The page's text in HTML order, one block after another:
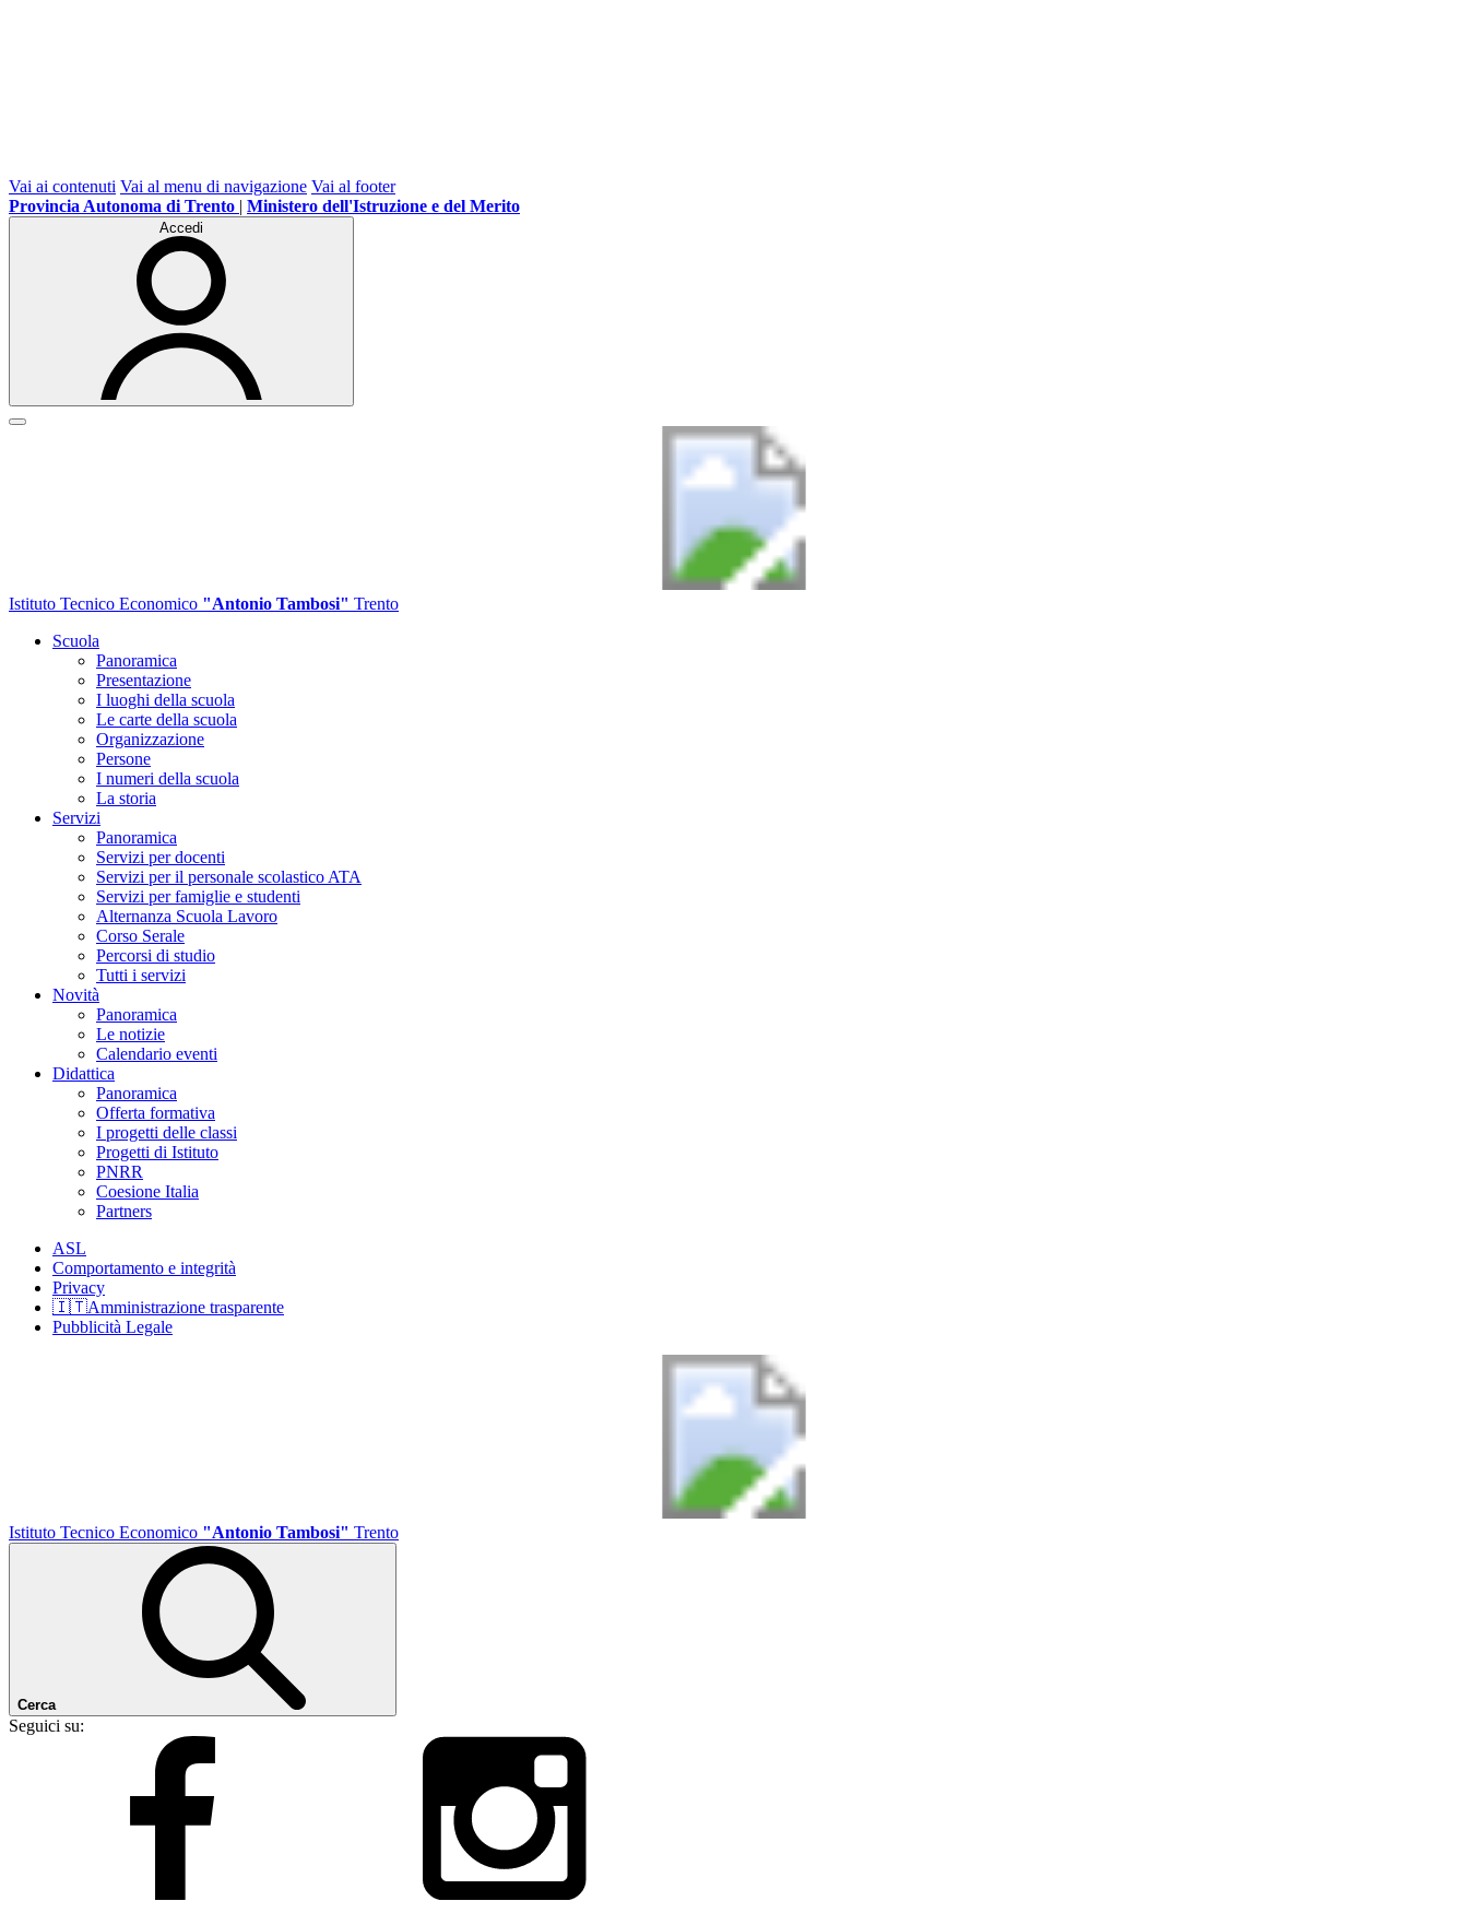
Vai ai contenuti Vai al menu di navigazione Vai al footer
Provincia Autonoma di Trento | Ministero dell'Istruzione e del Merito
Accedi
Istituto Tecnico Economico "Antonio Tambosi" Trento
Scuola
Panoramica
Presentazione
I luoghi della scuola
Le carte della scuola
Organizzazione
Persone
I numeri della scuola
La storia
Servizi
Panoramica
Servizi per docenti
Servizi per il personale scolastico ATA
Servizi per famiglie e studenti
Alternanza Scuola Lavoro
Corso Serale
Percorsi di studio
Tutti i servizi
Novità
Panoramica
Le notizie
Calendario eventi
Didattica
Panoramica
Offerta formativa
I progetti delle classi
Progetti di Istituto
PNRR
Coesione Italia
Partners
ASL
Comportamento e integrità
Privacy
🇮🇹Amministrazione trasparente
Pubblicità Legale
Istituto Tecnico Economico "Antonio Tambosi" Trento
Cerca
Seguici su: